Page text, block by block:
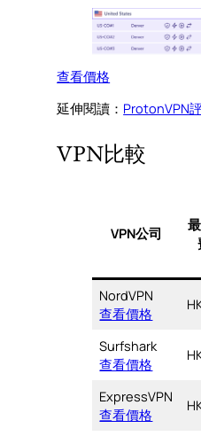
查看價格
延伸閱讀： ProtonVPN
VPN比較
VPN公司
NordVPN
查看價格
Surfshark
查看價格
ExpressVPN
查看價格